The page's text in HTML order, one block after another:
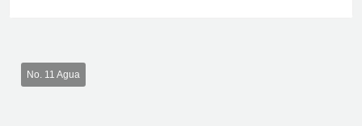
No. 11 Agua